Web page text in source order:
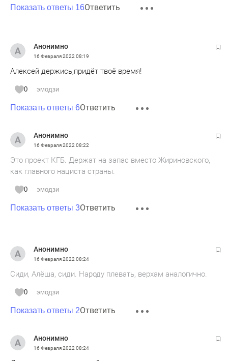
Показать ответы 16Ответить
Анонимно
16 Февраля 2022 08:19
Алексей держись,придёт твоё время!
0 эмодзи
Показать ответы 6Ответить
Анонимно
16 Февраля 2022 08:22
Это проект КГБ. Держат на запас вместо Жириновского,
как главного нациста страны.
0 эмодзи
Показать ответы 3Ответить
Анонимно
16 Февраля 2022 08:24
Сиди, Алёша, сиди. Народу плевать, верхам аналогично.
0 эмодзи
Показать ответы 2Ответить
Анонимно
16 Февраля 2022 08:24